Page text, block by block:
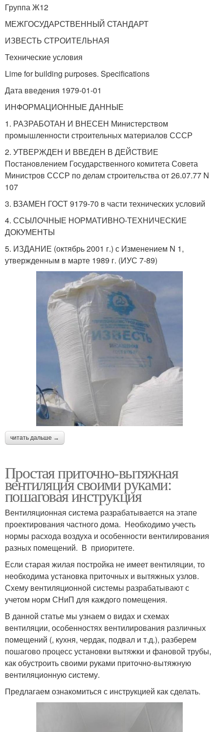
Группа Ж12
МЕЖГОСУДАРСТВЕННЫЙ СТАНДАРТ
ИЗВЕСТЬ СТРОИТЕЛЬНАЯ
Технические условия
Lime for building purposes. Specifications
Дата введения 1979-01-01
ИНФОРМАЦИОННЫЕ ДАННЫЕ
1. РАЗРАБОТАН И ВНЕСЕН Министерством
промышленности строительных материалов СССР
2. УТВЕРЖДЕН И ВВЕДЕН В ДЕЙСТВИЕ
Постановлением Государственного комитета Совета
Министров СССР по делам строительства от 26.07.77 N
107
3. ВЗАМЕН ГОСТ 9179-70 в части технических условий
4. ССЫЛОЧНЫЕ НОРМАТИВНО-ТЕХНИЧЕСКИЕ
ДОКУМЕНТЫ
5. ИЗДАНИЕ (октябрь 2001 г.) с Изменением N 1,
утвержденным в марте 1989 г. (ИУС 7-89)
читать дальше →
Простая приточно-вытяжная
вентиляция своими руками:
пошаговая инструкция
Вентиляционная система разрабатывается на этапе
проектирования частного дома. Необходимо учесть
нормы расхода воздуха и особенности вентилирования
разных помещений. В приоритете.
Если старая жилая постройка не имеет вентиляции, то
необходима установка приточных и вытяжных узлов.
Схему вентиляционной системы разрабатывают с
учетом норм СНиП для каждого помещения.
В данной статье мы узнаем о видах и схемах
вентиляции, особенностях вентилирования различных
помещений (, кухня, чердак, подвал и т.д.), разберем
пошагово процесс установки вытяжки и фановой трубы,
как обустроить своими руками приточно-вытяжную
вентиляционную систему.
Предлагаем ознакомиться с инструкцией как сделать.